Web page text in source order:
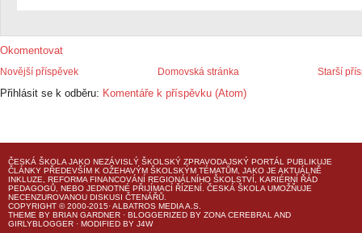
Okomentovat
Novější příspěvek Starší
Domovská stránka
Přihlásit se k odběru: Komentáře k příspěvku (Atom)
ČESKÁ ŠKOLA JAKO NEZÁVISLÝ ŠKOLSKÝ ZPRAVODAJSKÝ PORTÁL PUBLIKUJE
ČLÁNKY PŘEDEVŠÍM K OŽEHAVÝM ŠKOLSKÝM TÉMATŮM, JAKO JE AKTUÁLNĚ
INKLUZE, REFORMA FINANCOVÁNÍ REGIONÁLNÍHO ŠKOLSTVÍ, KARIÉRNÍ ŘÁD
PEDAGOGŮ, NEBO JEDNOTNÉ PŘIJÍMACÍ ŘÍZENÍ. ČESKÁ ŠKOLA UMOŽŇUJE
NECENZUROVANOU DISKUSI ČTENÁŘŮ.
COPYRIGHT © 2000-2015· ALBATROS MEDIA A.S.
THEME BY BRIAN GARDNER · BLOGGERIZED BY ZONA CEREBRAL AND
GIRLYBLOGGER · MODIFIED BY J4W